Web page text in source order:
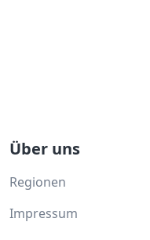
Über uns
Regionen
Impressum